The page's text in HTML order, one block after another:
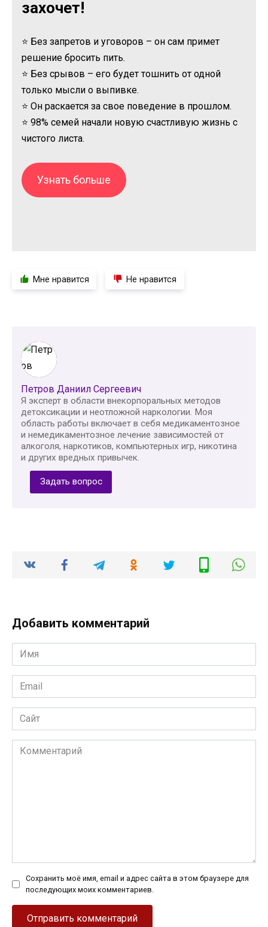
захочет!
⭐ Без запретов и уговоров – он сам примет
решение бросить пить.
⭐ Без срывов – его будет тошнить от одной
только мысли о выпивке.
⭐ Он раскается за свое поведение в прошлом.
⭐ 98% семей начали новую счастливую жизнь с
чистого листа.
Узнать больше
Мне нравится Не нравится
Петров Даниил Сергеевич
Я эксперт в области внекорпоральных методов
детоксикации и неотложной наркологии. Моя
область работы включает в себя медикаментозное
и немедикаментозное лечение зависимостей от
алкоголя, наркотиков, компьютерных игр, никотина
и других вредных привычек.
Задать вопрос
Добавить комментарий
Имя
*
Email
*
Сайт
Комментарий
Сохранить моё имя, email и адрес сайта в этом браузере для
последующих моих комментариев.